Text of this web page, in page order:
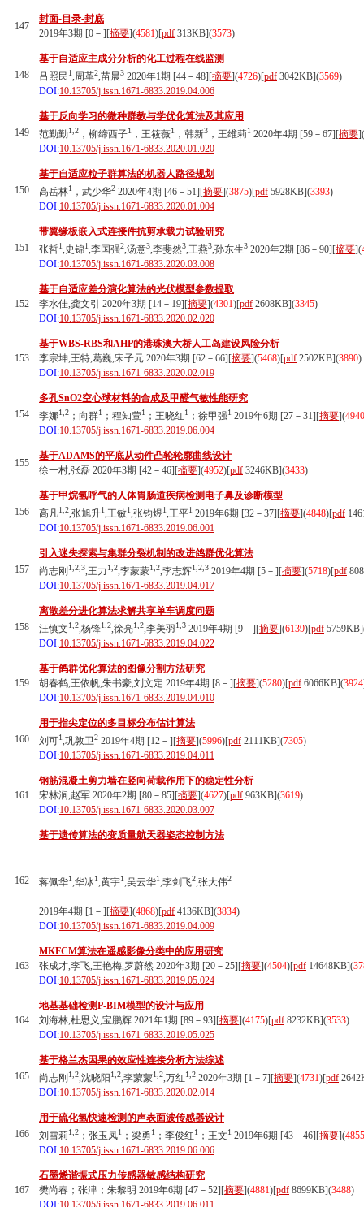
147
封面-目录-封底
2019年3期 [0－][摘要](4581)[pdf 313KB](3573)
148
基于自适应主成分分析的化工过程在线监测
吕照民1,周革2,苗晨3 2020年1期 [44－48][摘要](4726)[pdf 3042KB](3569)
DOI:10.13705/j.issn.1671-6833.2019.04.006
149
基于反向学习的微种群教与学优化算法及其应用
范勤勤1,2 ，柳缔西子1 ，王筱薇1 ，韩新3 ，王维莉1 2020年4期 [59－67][摘要](
DOI:10.13705/j.issn.1671-6833.2020.01.020
150
基于自适应粒子群算法的机器人路径规划
高岳林1 ，武少华2 2020年4期 [46－51][摘要](3875)[pdf 5928KB](3393)
DOI:10.13705/j.issn.1671-6833.2020.01.004
151
带翼缘板嵌入式连接件抗剪承载力试验研究
张哲1,史锦1,李国强2,汤意3,李斐然3,王燕3,孙东生3 2020年2期 [86－90][摘要](
DOI:10.13705/j.issn.1671-6833.2020.03.008
152
基于自适应差分演化算法的光伏模型参数提取
李水佳,龚文引 2020年3期 [14－19][摘要](4301)[pdf 2608KB](3345)
DOI:10.13705/j.issn.1671-6833.2020.02.020
153
基于WBS-RBS和AHP的港珠澳大桥人工岛建设风险分析
李宗坤,王特,葛巍,宋子元 2020年3期 [62－66][摘要](5468)[pdf 2502KB](3890)
DOI:10.13705/j.issn.1671-6833.2020.02.019
154
多孔SnO2空心球材料的合成及甲醛气敏性能研究
李娜1,2 ；向群1 ；程知萱1 ；王晓红1 ；徐甲强1 2019年6期 [27－31][摘要](4940
DOI:10.13705/j.issn.1671-6833.2019.06.004
155
基于ADAMS的平底从动件凸轮轮廓曲线设计
徐一村,张磊 2020年3期 [42－46][摘要](4952)[pdf 3246KB](3433)
156
基于甲烷氢呼气的人体胃肠道疾病检测电子鼻及诊断模型
高凡1,2,张旭升1,王敏1,张钧煜1,王平1 2019年6期 [32－37][摘要](4848)[pdf
DOI:10.13705/j.issn.1671-6833.2019.06.001
157
引入迷失探索与集群分裂机制的改进鸽群优化算法
尚志刚 1,2,3,王力1,2,李蒙蒙1,2,李志辉1,2,3 2019年4期 [5－][摘要](5718)[pdf
DOI:10.13705/j.issn.1671-6833.2019.04.017
158
离散差分进化算法求解共享单车调度问题
汪慎文1,2,杨锋1,2,徐亮1,2,李美羽 1,3 2019年4期 [9－][摘要](6139)[pdf 5759KB]
DOI:10.13705/j.issn.1671-6833.2019.04.022
159
基于鸽群优化算法的图像分割方法研究
胡春鹤,王依帆,朱书豪,刘文定 2019年4期 [8－][摘要](5280)[pdf 6066KB](3924
DOI:10.13705/j.issn.1671-6833.2019.04.010
160
用于指尖定位的多目标分布估计算法
刘可1,巩敦卫2 2019年4期 [12－][摘要](5996)[pdf 2111KB](7305)
DOI:10.13705/j.issn.1671-6833.2019.04.011
161
钢筋混凝土剪力墙在竖向荷载作用下的稳定性分析
宋林涧,赵军 2020年2期 [80－85][摘要](4627)[pdf 963KB](3619)
DOI:10.13705/j.issn.1671-6833.2020.03.007
162
基于遗传算法的变质量航天器姿态控制方法
蒋佩华1,华冰1,黄宇1,吴云华1,李剑飞2,张大伟2
2019年4期 [1－][摘要](4868)[pdf 4136KB](3834)
DOI:10.13705/j.issn.1671-6833.2019.04.009
163
MKFCM算法在遥感影像分类中的应用研究
张成才,李飞,王艳梅,罗蔚然 2020年3期 [20－25][摘要](4504)[pdf 14648KB](
DOI:10.13705/j.issn.1671-6833.2019.05.024
164
地基基础检测P-BIM模型的设计与应用
刘海林,杜思义,宝鹏辉 2021年1期 [89－93][摘要](4175)[pdf 8232KB](3533)
DOI:10.13705/j.issn.1671-6833.2019.05.025
165
基于格兰杰因果的效应性连接分析方法综述
尚志刚 1,2,沈晓阳 1,2,李蒙蒙1,2,万红1,2 2020年3期 [1－7][摘要](4731)[pdf
DOI:10.13705/j.issn.1671-6833.2020.02.014
166
用于硫化氢快速检测的声表面波传感器设计
刘雪莉1,2 ；张玉凤1 ；梁勇1 ；李俊红1 ；王文1 2019年6期 [43－46][摘要](4855
DOI:10.13705/j.issn.1671-6833.2019.06.006
167
石墨烯谐振式压力传感器敏感结构研究
樊尚春；张津；朱黎明 2019年6期 [47－52][摘要](4881)[pdf 8699KB](3488)
DOI:10.13705/j.issn.1671-6833.2019.06.011